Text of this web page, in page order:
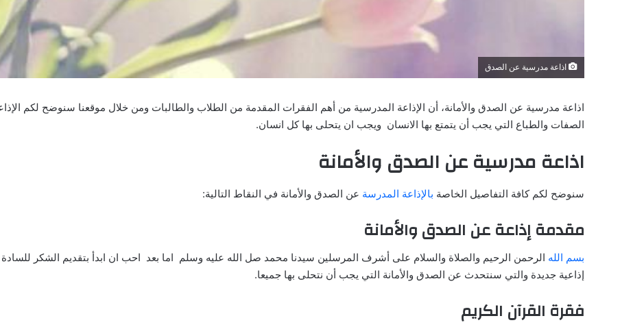
اذاعة مدرسية عن الصدق
اذاعة مدرسية عن الصدق والأمانة، أن الإذاعة المدرسية من أهم الفقرات المقدمة من الطلاب والطالبات ومن خلال موقعنا سنوضح لكم
الصفات والطباع التي يجب أن يتمتع بها الانسان ويجب ان يتحلى بها كل انسان.
اذاعة مدرسية عن الصدق والأمانة
سنوضح لكم كافة التفاصيل الخاصة بالإذاعة المدرسة عن الصدق والأمانة في النقاط التالية:
مقدمة إذاعة عن الصدق والأمانة
بسم الله الرحمن الرحيم والصلاة والسلام على أشرف المرسلين سيدنا محمد صل الله عليه وسلم اما بعد احب ان ابدأ بتقديم الشكر
إذاعية جديدة والتي سنتحدث عن الصدق والأمانة التي يجب أن نتحلى بها جميعا.
فقرة القرآن الكريم